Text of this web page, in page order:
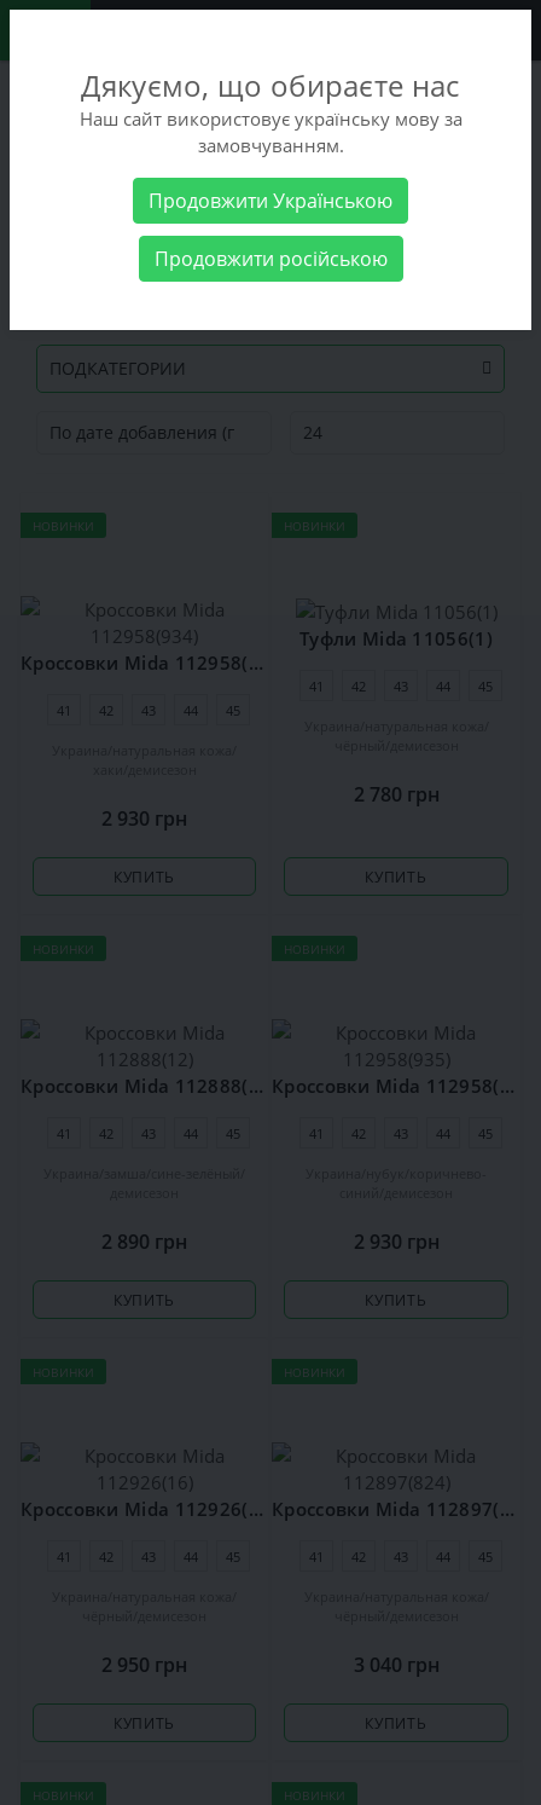
+38 (068) 486-90-09
+38 (093) 486-90-09
Мужские товары
Мужские товары
ПОДКАТЕГОРИИ
НОВИНКИ
Кроссовки Mida 112958(934)
41 42 43 44 45
2 930 грн
КУПИТЬ
НОВИНКИ
Туфли Mida 11056(1)
41 42 43 44 45
2 780 грн
КУПИТЬ
НОВИНКИ
Кроссовки Mida 112888(12)
41 42 43 44 45
2 890 грн
КУПИТЬ
НОВИНКИ
Кроссовки Mida 112958(935)
41 42 43 44 45
2 930 грн
КУПИТЬ
НОВИНКИ
Кроссовки Mida 112926(16)
41 42 43 44 45
2 950 грн
КУПИТЬ
НОВИНКИ
Кроссовки Mida 112897(824)
41 42 43 44 45
3 040 грн
КУПИТЬ
НОВИНКИ НОВИНКИ
Дякуємо, що обираєте нас
Наш сайт використовує українську мову за
замовчуванням.
Продовжити Українською
Продовжити російською